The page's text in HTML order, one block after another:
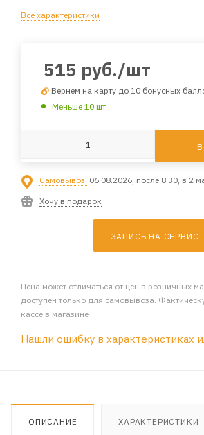
Все характеристики
515 руб./шт
Вернем на карту до 10 бонусных
Меньше 10 шт
Самовывоз: 06.08.2026, после 8:30, в 2
Хочу в подарок
ЗАПИСЬ НА СЕРВИС
Цена может отличаться от цен в розничных
доступен только для самовывоза.
кассе в магазине
Нашли ошибку в характеристиках
ОПИСАНИЕ ХАРАКТЕРИСТИКИ